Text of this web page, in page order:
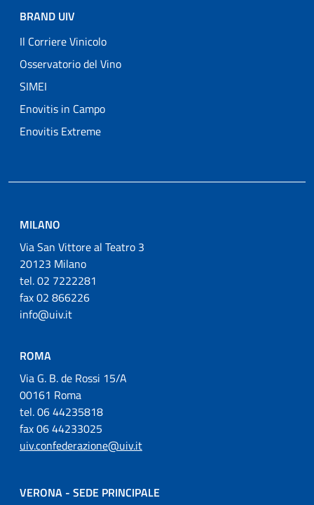
BRAND UIV
Il Corriere Vinicolo
Osservatorio del Vino
SIMEI
Enovitis in Campo
Enovitis Extreme
MILANO
Via San Vittore al Teatro 3
20123 Milano
tel. 02 7222281
fax 02 866226
info@uiv.it
ROMA
Via G. B. de Rossi 15/A
00161 Roma
tel. 06 44235818
fax 06 44233025
uiv.confederazione@uiv.it
VERONA - SEDE PRINCIPALE